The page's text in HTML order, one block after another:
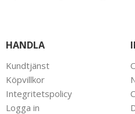
HANDLA
Kundtjänst
Köpvillkor
Integritetspolicy
Logga in